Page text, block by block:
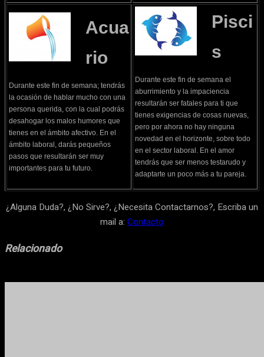
Acua
rio
Durante este fin de semana; tendrás
la ocasión de hablar mucho con una
persona querida, con la cual podrás
desahogar los malos humores que
tienes en el ámbito afectivo. En el
ámbito laboral, darás pequeños
pasos que resultarán ser muy
importantes para tu futuro.
Pisci
s
Durante este fin de semana el
aburrimiento y la impaciencia
resultarán ser fatales para ti que
tienes exigencias de cosas nuevas,
pero por ahora no hay ninguna
novedad en el horizonte, sobre todo
en el sector laboral. En el amor
tendrás que ser menos testarudo y
adaptarte un poco más a tu pareja.
¿Alguna Duda?, ¿No Sirve?, ¿Necesita Contactarnos?, Escriba un
mail a: Contacto
Relacionado